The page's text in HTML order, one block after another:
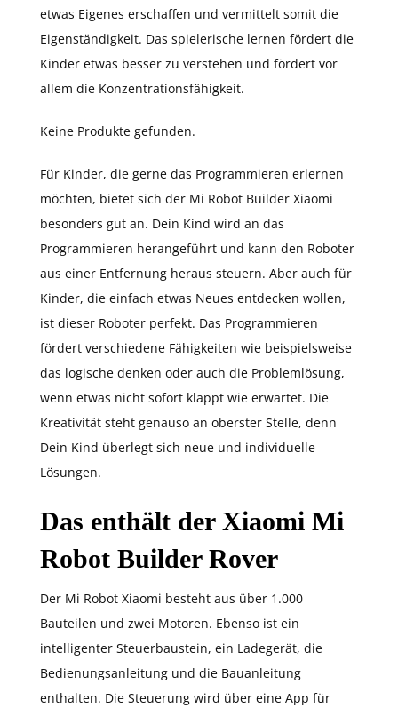
etwas Eigenes erschaffen und vermittelt somit die
Eigenständigkeit. Das spielerische lernen fördert die
Kinder etwas besser zu verstehen und fördert vor
allem die Konzentrationsfähigkeit.
Keine Produkte gefunden.
Für Kinder, die gerne das Programmieren erlernen
möchten, bietet sich der Mi Robot Builder Xiaomi
besonders gut an. Dein Kind wird an das
Programmieren herangeführt und kann den Roboter
aus einer Entfernung heraus steuern. Aber auch für
Kinder, die einfach etwas Neues entdecken wollen,
ist dieser Roboter perfekt. Das Programmieren
fördert verschiedene Fähigkeiten wie beispielsweise
das logische denken oder auch die Problemlösung,
wenn etwas nicht sofort klappt wie erwartet. Die
Kreativität steht genauso an oberster Stelle, denn
Dein Kind überlegt sich neue und individuelle
Lösungen.
Das enthält der Xiaomi Mi
Robot Builder Rover
Der Mi Robot Xiaomi besteht aus über 1.000
Bauteilen und zwei Motoren. Ebenso ist ein
intelligenter Steuerbaustein, ein Ladegerät, die
Bedienungsanleitung und die Bauanleitung
enthalten. Die Steuerung wird über eine App für